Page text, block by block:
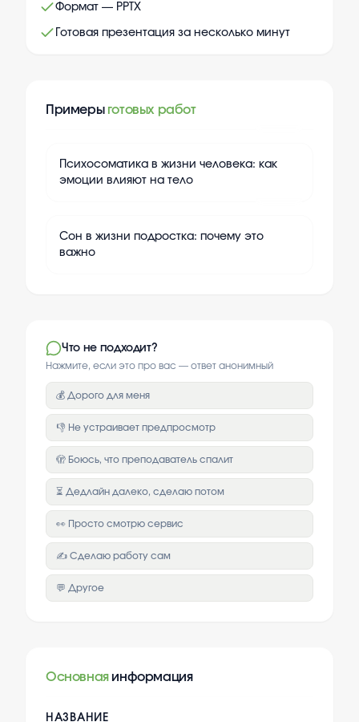
Формат — PPTX
Готовая презентация за несколько минут
Примеры готовых работ
Психосоматика в жизни человека: как
эмоции влияют на тело
Сон в жизни подростка: почему это
важно
Что не подходит?
Нажмите, если это про вас — ответ анонимный
💰 Дорого для меня
👎 Не устраивает предпросмотр
🫣 Боюсь, что преподаватель спалит
⏳ Дедлайн далеко, сделаю потом
👀 Просто смотрю сервис
✍️ Сделаю работу сам
💬 Другое
Основная информация
НАЗВАНИЕ